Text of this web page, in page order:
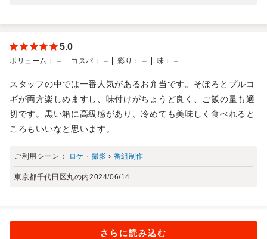
5.0
ボリューム ： － コスパ ： － 彩り ： － 味 ： －
スタッフの中では一番人気があるお弁当です。そぼろとプルコ
ギが両方楽しめますし、味付けがちょうど良く、ご飯の量も適
切です。黒い箱に高級感があり、冷めても美味しく食べれると
ころもいいなと思います。
ご利用シーン： ロケ・撮影 › 番組制作
東京都千代田区丸の内2024/06/14
さらに読み込む